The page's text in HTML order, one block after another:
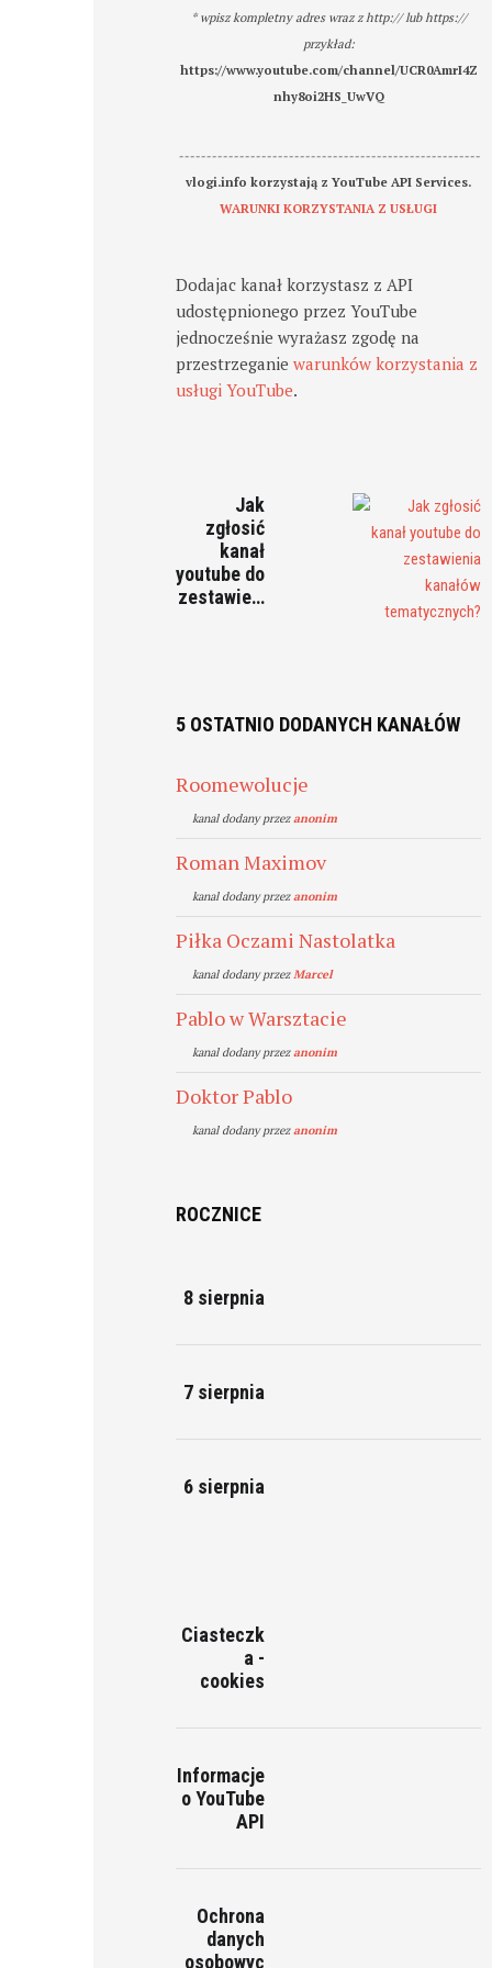
* wpisz kompletny adres wraz z http:// lub https://
przykład:
https://www.youtube.com/channel/UCR0AmrI4Z
nhy8oi2HS_UwVQ
-------------------------------------------------------
vlogi.info korzystają z YouTube API Services.
WARUNKI KORZYSTANIA Z USŁUGI
Dodajac kanał korzystasz z API
udostępnionego przez YouTube
jednocześnie wyrażasz zgodę na
przestrzeganiewarunków korzystania z
usługi YouTube.
Jak
zgłosić
kanał
youtube do
zestawie…
5 OSTATNIO DODANYCH KANAŁÓW
Roomewolucje
kanal dodany przezanonim
Roman Maximov
kanal dodany przezanonim
Piłka Oczami Nastolatka
kanal dodany przezMarcel
Pablo w Warsztacie
kanal dodany przezanonim
Doktor Pablo
kanal dodany przezanonim
ROCZNICE
8 sierpnia
7 sierpnia
6 sierpnia
Ciasteczk
a -
cookies
Informacje
o YouTube
API
Ochrona
danych
osobowyc